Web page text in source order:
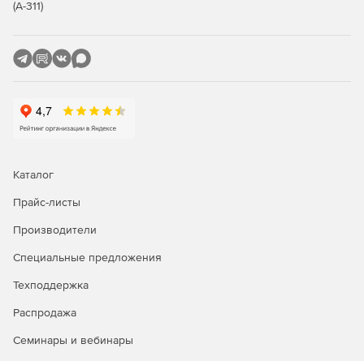
(А-311)
Каталог
Прайс-листы
Производители
Специальные предложения
Техподдержка
Распродажа
Семинары и вебинары